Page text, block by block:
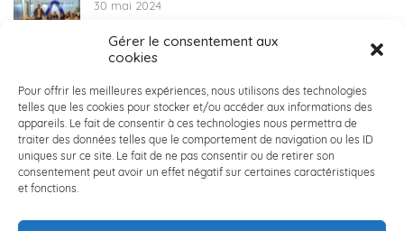
Gérer le consentement aux
cookies
Pour offrir les meilleures expériences, nous utilisons des technologies
telles que les cookies pour stocker et/ou accéder aux informations des
appareils. Le fait de consentir à ces technologies nous permettra de
traiter des données telles que le comportement de navigation ou les ID
uniques sur ce site. Le fait de ne pas consentir ou de retirer son
consentement peut avoir un effet négatif sur certaines caractéristiques
et fonctions.
30 mai 2024
SOLIDAIRE 👔
29 mai 2024
🌱 RSE : ACALY Conseil en Ingénierie s’engage et agit